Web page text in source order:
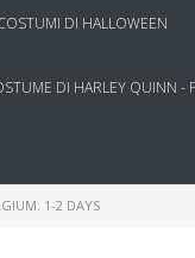
DI HALLOWEEN
DI HARLEY QUINN -
1-2 DAYS